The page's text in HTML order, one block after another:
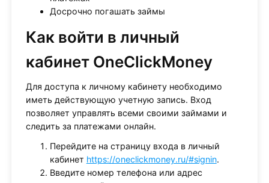
Досрочно погашать займы
Как войти в личный
кабинет OneClickMoney
Для доступа к личному кабинету необходимо
иметь действующую учетную запись. Вход
позволяет управлять всеми своими займами и
следить за платежами онлайн.
Перейдите на страницу входа в личный
кабинет https://oneclickmoney.ru/#signin.
Введите номер телефона или адрес